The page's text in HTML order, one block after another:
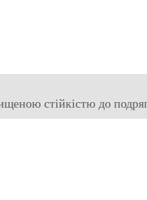
стійкістю до